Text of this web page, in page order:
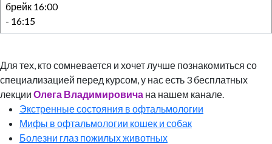
брейк 16:00
- 16:15
Для тех, кто сомневается и хочет лучше познакомиться со
специализацией перед курсом, у нас есть 3 бесплатных
лекции Олега Владимировича на нашем канале.
Экстренные состояния в офтальмологии
Мифы в офтальмологии кошек и собак
Болезни глаз пожилых животных